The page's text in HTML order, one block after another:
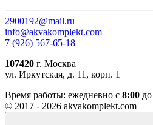
2900192@mail.ru
info@akvakomplekt.com
7 (926) 567-65-18
107420 г. Москва
ул. Иркутская, д. 11, корп. 1
Время работы: ежедневно с 8:00 до
© 2017 - 2026 akvakomplekt.com